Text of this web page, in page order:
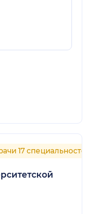
17 специальностей